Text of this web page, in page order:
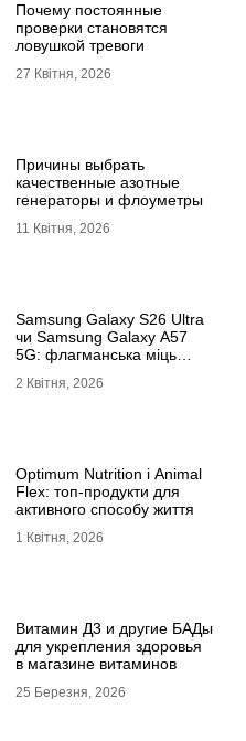
Почему постоянные
проверки становятся
ловушкой тревоги
27 Квітня, 2026
Причины выбрать
качественные азотные
генераторы и флоуметры
11 Квітня, 2026
Samsung Galaxy S26 Ultra
чи Samsung Galaxy A57
5G: флагманська міць
2 Квітня, 2026
Optimum Nutrition і Animal
Flex: топ-продукти для
активного способу життя
1 Квітня, 2026
Витамин Д3 и другие БАДы
для укрепления здоровья
в магазине витаминов
25 Березня, 2026